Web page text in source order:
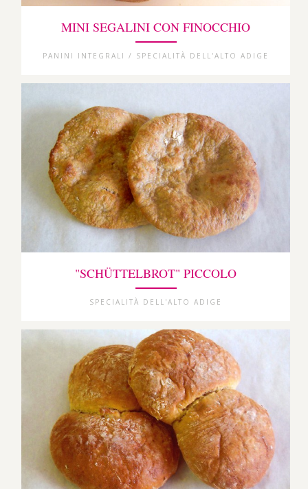
MINI SEGALINI CON FINOCCHIO
PANINI INTEGRALI / SPECIALITÀ DELL'ALTO ADIGE
"SCHÜTTELBROT" PICCOLO
SPECIALITÀ DELL'ALTO ADIGE